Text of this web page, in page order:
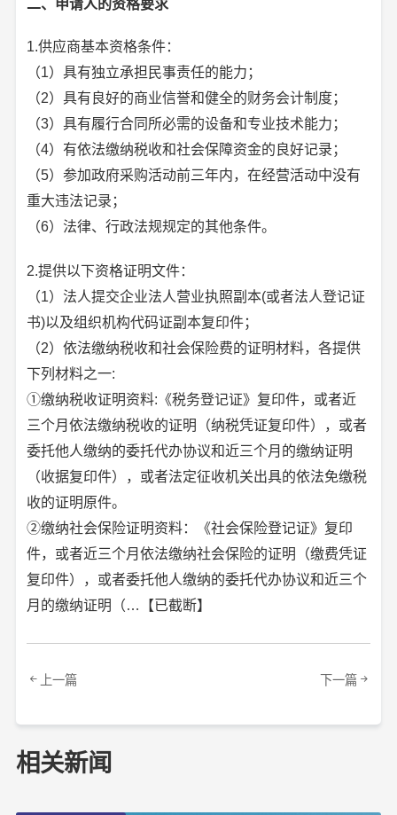
二、申请人的资格要求
1.供应商基本资格条件：
（1）具有独立承担民事责任的能力；
（2）具有良好的商业信誉和健全的财务会计制度；
（3）具有履行合同所必需的设备和专业技术能力；
（4）有依法缴纳税收和社会保障资金的良好记录；
（5）参加政府采购活动前三年内，在经营活动中没有
重大违法记录；
（6）法律、行政法规规定的其他条件。
2.提供以下资格证明文件：
（1）法人提交企业法人营业执照副本(或者法人登记证
书)以及组织机构代码证副本复印件；
（2）依法缴纳税收和社会保险费的证明材料，各提供
下列材料之一:
①缴纳税收证明资料:《税务登记证》复印件，或者近
三个月依法缴纳税收的证明（纳税凭证复印件），或者
委托他人缴纳的委托代办协议和近三个月的缴纳证明
（收据复印件），或者法定征收机关出具的依法免缴税
收的证明原件。
②缴纳社会保险证明资料：《社会保险登记证》复印
件，或者近三个月依法缴纳社会保险的证明（缴费凭证
复印件），或者委托他人缴纳的委托代办协议和近三个
月的缴纳证明（…【已截断】
上一篇 下一篇
相关新闻